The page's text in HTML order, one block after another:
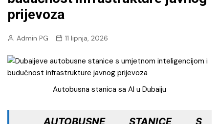
prijevoza
Admin PG 11 lipnja, 2026
Autobusna stanica sa AI u Dubaiju
AUTOBUSNE STANICE S